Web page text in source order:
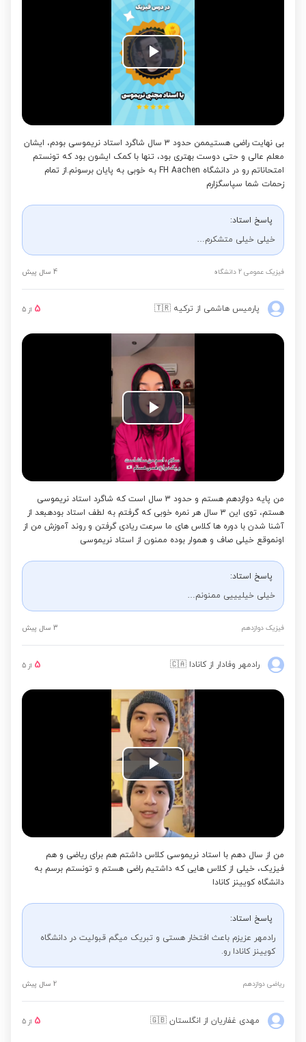
Play
Video
بی نهایت راضی هستیممن حدود 3 سال شاگرد استاد نریموسی بودم، ایشان
معلم عالی و حتی دوست بهتری بود، تنها با کمک ایشون بود که تونستم
امتحاناتم رو در دانشگاه FH Aachen به خوبی به پایان برسونم.از تمام
زحمات شما سپاسگزارم
پاسخ استاد:
خیلی خیلی متشکرم…
فیزیک عمومی 2 دانشگاه 4 سال پیش
پارمیس هاشمی از ترکیه 🇹🇷
5 از 5
Play
Video
من پایه دوازدهم هستم و حدود 3 سال است که شاگرد استاد نریموسی
هستم، توی این 3 سال هر نمره خوبی که گرفتم به لطف استاد بودهبعد از
آشنا شدن با دوره ها کلاس های ما سرعت ریادی گرفتن و روند آموزش من از
اونموقع خیلی صاف و هموار بوده ممنون از استاد نریموسی
پاسخ استاد:
خیلی خیلیییی ممنونم…
فیزیک دوازدهم 3 سال پیش
رادمهر وفادار از کانادا 🇨🇦
5 از 5
Play
Video
من از سال دهم با استاد نریموسی کلاس داشتم هم برای ریاضی و هم
فیزیک، خیلی از کلاس هایی که داشتیم راضی هستم و تونستم برسم به
دانشگاه کویینز کانادا
پاسخ استاد:
رادمهر عزیزم باعث افتخار هستی و تبریک میگم قبولیت در دانشگاه
کویینز کانادا رو.
ریاضی دوازدهم 2 سال پیش
مهدی غفاریان از انگلستان 🇬🇧
5 از 5